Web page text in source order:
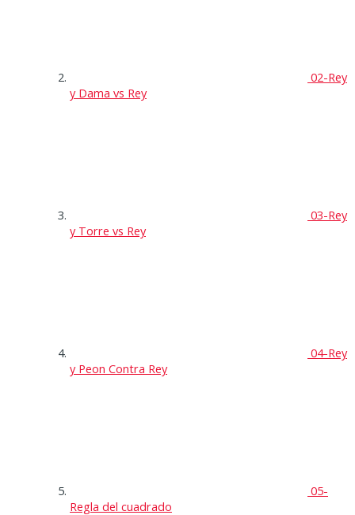
02-Rey
y Dama vs Rey
03-Rey
y Torre vs Rey
04-Rey
y Peon Contra Rey
05-
Regla del cuadrado